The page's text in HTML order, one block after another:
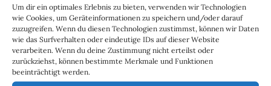
Um dir ein optimales Erlebnis zu bieten, verwenden wir Technologien
wie Cookies, um Geräteinformationen zu speichern und/oder darauf
zuzugreifen. Wenn du diesen Technologien zustimmst, können wir Daten
wie das Surfverhalten oder eindeutige IDs auf dieser Website
verarbeiten. Wenn du deine Zustimmung nicht erteilst oder
zurückziehst, können bestimmte Merkmale und Funktionen
beeinträchtigt werden.
Denn diejenigen, die das BSW wählen werden, sind wohl
auch im 20. Jahrhundert verblieben. Es werden
Linksboomersein, im Westen vielleicht einige Alt-68er
oder deren geistige Kinder, im Osten wohl DDR-
Romantiker. Leute eben, die sich den Kapitalismus nach
der Vorstellung eines Karl Marx immer noch als